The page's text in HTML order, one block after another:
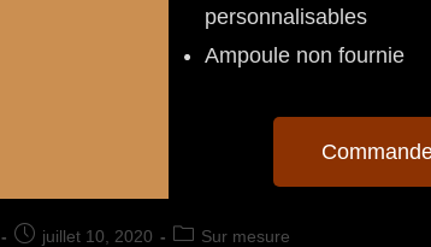
personnalisables
Ampoule non fournie
juillet 10, 2020 Sur mesure